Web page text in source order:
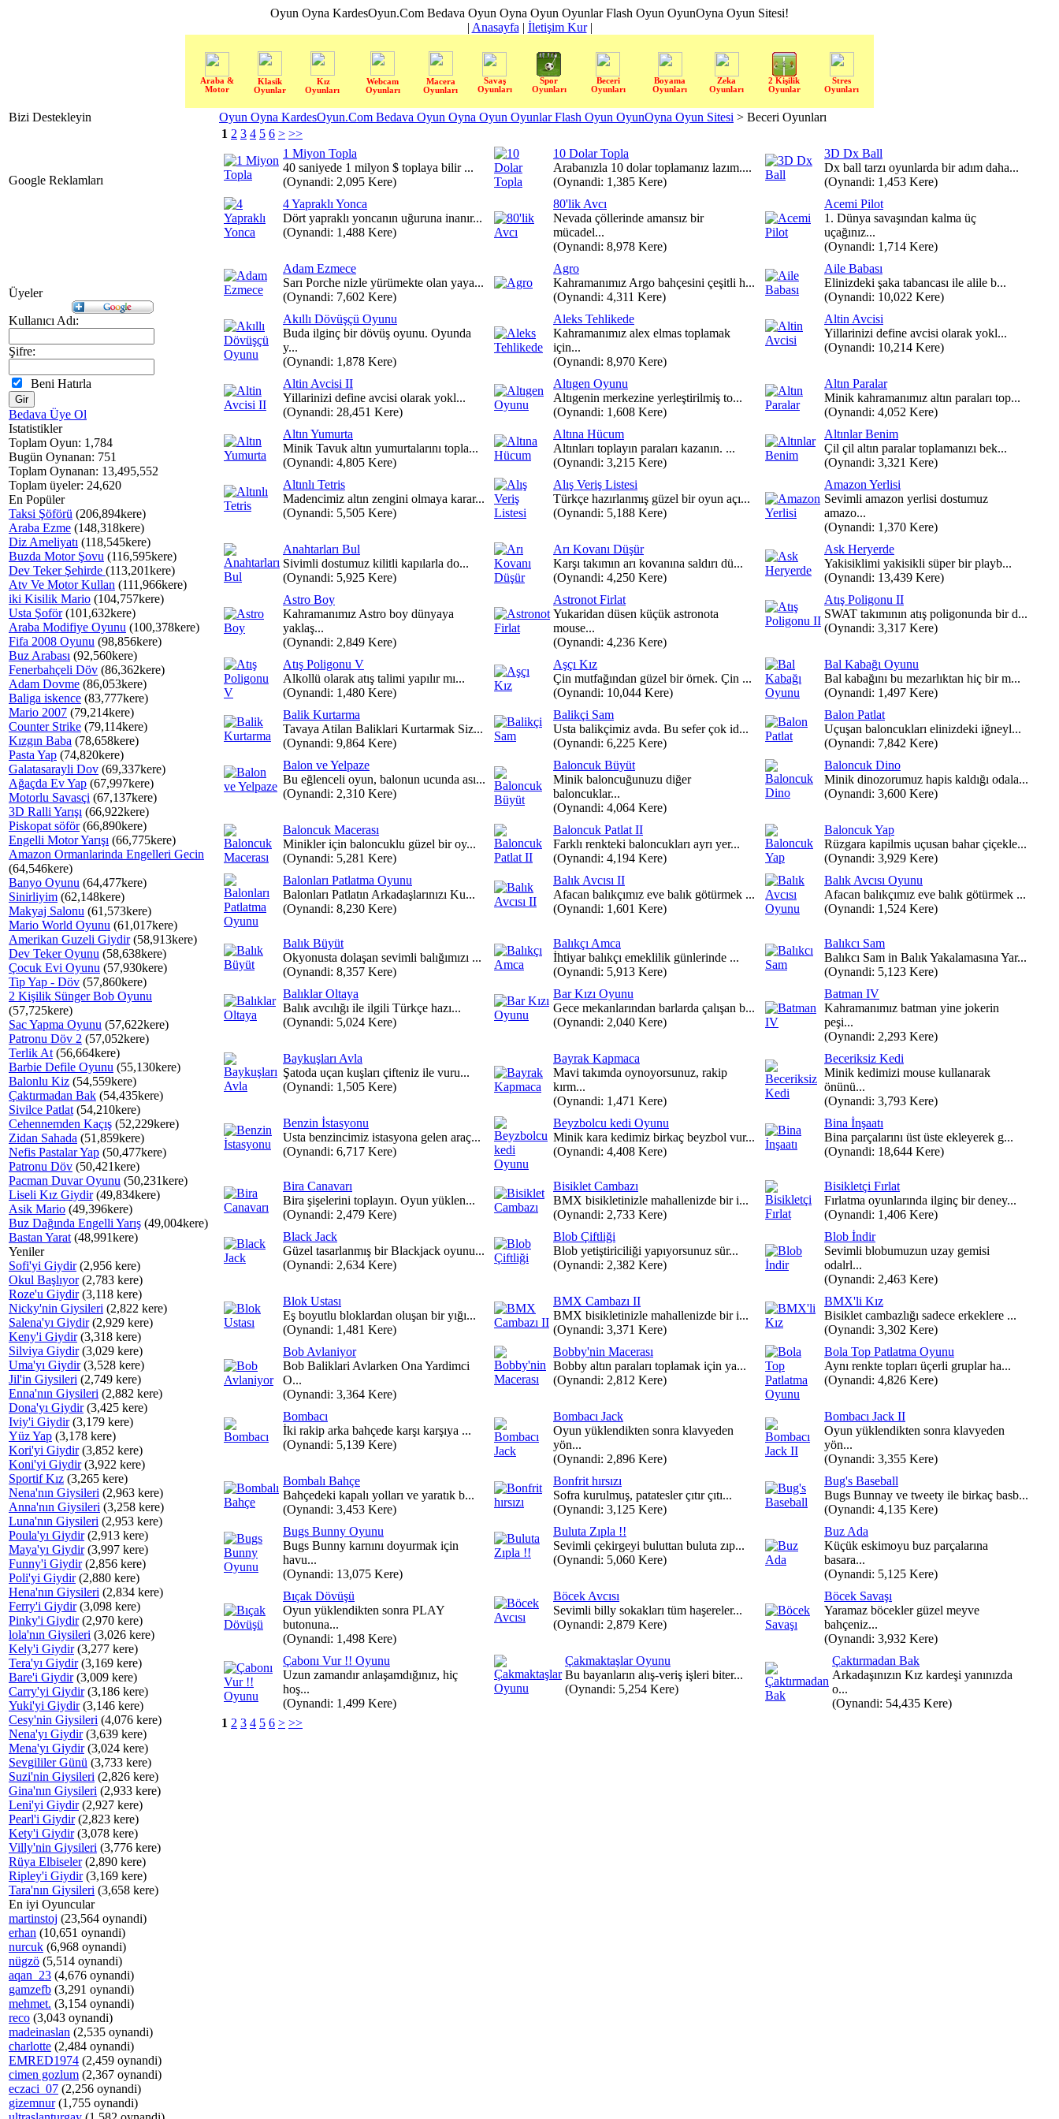
Oyun Oyna KardesOyun.Com Bedava Oyun Oyna Oyun Oyunlar Flash Oyun OyunOyna Oyun Sitesi!
| Anasayfa | İletişim Kur|
Araba &
Motor
Klasik
Oyunlar
Kız
Oyunları
Webcam
Oyunları
Macera
Oyunları
Savaş
Oyunları
Spor
Oyunları
Beceri
Oyunları
Boyama
Oyunları
Zeka
Oyunları
2 Kişilik
Oyunlar
Stres
Oyunları
Bizi Destekleyin
Google Reklamları
Üyeler
Kullanıcı Adı:
Şifre:
Beni Hatırla
Bedava Üye Ol
Istatistikler
Toplam Oyun: 1,784
Bugün Oynanan: 751
Toplam Oynanan: 13,495,552
Toplam üyeler: 24,620
En Popüler
Taksi Şöförü (206,894kere)
Araba Ezme (148,318kere)
Diz Ameliyatı (118,545kere)
Buzda Motor Şovu (116,595kere)
Dev Teker Şehirde (113,201kere)
Atv Ve Motor Kullan (111,966kere)
iki Kisilik Mario (104,757kere)
Usta Şoför(101,632kere)
Araba Modifiye Oyunu (100,378kere)
Fifa 2008 Oyunu (98,856kere)
Buz Arabası (92,560kere)
Fenerbahçeli Döv (86,362kere)
Adam Dovme (86,053kere)
Baliga iskence (83,777kere)
Mario 2007 (79,214kere)
Counter Strike (79,114kere)
Kızgın Baba (78,658kere)
Pasta Yap (74,820kere)
Galatasarayli Dov (69,337kere)
Ağaçda Ev Yap (67,997kere)
Motorlu Savasçi (67,137kere)
3D Ralli Yarışı (66,922kere)
Piskopat söför(66,890kere)
Engelli Motor Yarışı (66,775kere)
Amazon Ormanlarinda Engelleri Gecin
(64,546kere)
Banyo Oyunu (64,477kere)
Sinirliyim (62,148kere)
Makyaj Salonu (61,573kere)
Mario World Oyunu (61,017kere)
Amerikan Guzeli Giydir(58,913kere)
Dev Teker Oyunu (58,638kere)
Çocuk Evi Oyunu (57,930kere)
Tip Yap - Döv (57,860kere)
2 Kişilik Sünger Bob Oyunu
(57,725kere)
Sac Yapma Oyunu (57,622kere)
Patronu Döv 2 (57,052kere)
Terlik At (56,664kere)
Barbie Defile Oyunu (55,130kere)
Balonlu Kiz (54,559kere)
Çaktırmadan Bak (54,435kere)
Sivilce Patlat (54,210kere)
Cehennemden Kaçış (52,229kere)
Zidan Sahada (51,859kere)
Nefis Pastalar Yap (50,477kere)
Patronu Döv (50,421kere)
Pacman Duvar Oyunu (50,231kere)
Liseli Kız Giydir(49,834kere)
Asik Mario (49,396kere)
Buz Dağında Engelli Yarış (49,004kere)
Bastan Yarat (48,991kere)
Yeniler
Sofi'yi Giydir(2,956 kere)
Okul Başlıyor(2,783 kere)
Roze'u Giydir(3,118 kere)
Nicky'nin Giysileri (2,822 kere)
Salena'yı Giydir(2,929 kere)
Keny'i Giydir(3,318 kere)
Silviya Giydir(3,029 kere)
Uma'yı Giydir(3,528 kere)
Jil'in Giysileri (2,749 kere)
Enna'nın Giysileri (2,882 kere)
Dona'yı Giydir(3,425 kere)
Iviy'i Giydir(3,179 kere)
Yüz Yap (3,178 kere)
Kori'yi Giydir(3,852 kere)
Koni'yi Giydir(3,922 kere)
Sportif Kız (3,265 kere)
Nena'nın Giysileri (2,963 kere)
Anna'nın Giysileri (3,258 kere)
Luna'nın Giysileri (2,953 kere)
Poula'yı Giydir(2,913 kere)
Maya'yı Giydir(3,997 kere)
Funny'i Giydir(2,856 kere)
Poli'yi Giydir(2,880 kere)
Hena'nın Giysileri (2,834 kere)
Ferry'i Giydir(3,098 kere)
Pinky'i Giydir(2,970 kere)
lola'nın Giysileri (3,026 kere)
Kely'i Giydir(3,277 kere)
Tera'yı Giydir(3,169 kere)
Bare'i Giydir(3,009 kere)
Carry'yi Giydir(3,186 kere)
Yuki'yi Giydir(3,146 kere)
Cesy'nin Giysileri (4,076 kere)
Nena'yı Giydir(3,639 kere)
Mena'yı Giydir(3,024 kere)
Sevgililer Günü (3,733 kere)
Suzi'nin Giysileri (2,826 kere)
Gina'nın Giysileri (2,933 kere)
Leni'yi Giydir(2,927 kere)
Pearl'i Giydir(2,823 kere)
Kety'i Giydir(3,078 kere)
Villy'nin Giysileri (3,776 kere)
Rüya Elbiseler(2,890 kere)
Ripley'i Giydir(3,169 kere)
Tara'nın Giysileri (3,658 kere)
En iyi Oyuncular
martinstoj (23,564 oynandi)
erhan (10,651 oynandi)
nurcuk (6,968 oynandi)
nügzö (5,514 oynandi)
aqan_23 (4,676 oynandi)
gamzefb (3,291 oynandi)
mehmet. (3,154 oynandi)
reco (3,043 oynandi)
madeinaslan (2,535 oynandi)
charlotte (2,484 oynandi)
EMRED1974 (2,459 oynandi)
cimen gozlum (2,367 oynandi)
eczaci_07 (2,256 oynandi)
gizemnur(1,755 oynandi)
Oyun Oyna KardesOyun.Com Bedava Oyun Oyna Oyun Oyunlar Flash Oyun OyunOyna Oyun Sitesi > Beceri Oyunları
1 2 3 4 5 6 > >>
1 Miyon Topla
40 saniyede 1 milyon $ toplaya bilir ...
(Oynandi: 2,095 Kere)
10 Dolar Topla
Arabanızla 10 dolar toplamanız lazım....
(Oynandi: 1,385 Kere)
3D Dx Ball
Dx ball tarzı oyunlarda bir adım daha...
(Oynandi: 1,453 Kere)
4 Yapraklı Yonca
Dört yapraklı yoncanın uğuruna inanır...
(Oynandi: 1,488 Kere)
80'lik Avcı
Nevada çöllerinde amansız bir
mücadel...
(Oynandi: 8,978 Kere)
Acemi Pilot
1. Dünya savaşından kalma üç
uçağınız...
(Oynandi: 1,714 Kere)
Adam Ezmece
Sarı Porche nizle yürümekte olan yaya...
(Oynandi: 7,602 Kere)
Agro
Kahramanımız Argo bahçesini çeşitli h...
(Oynandi: 4,311 Kere)
Aile Babası
Elinizdeki şaka tabancası ile alile b...
(Oynandi: 10,022 Kere)
Akıllı Dövüşçü Oyunu
Buda ilginç bir dövüş oyunu. Oyunda
y...
(Oynandi: 1,878 Kere)
Aleks Tehlikede
Kahramanımız alex elmas toplamak
için...
(Oynandi: 8,970 Kere)
Altin Avcisi
Yillarinizi define avcisi olarak yokl...
(Oynandi: 10,214 Kere)
Altin Avcisi II
Yillarinizi define avcisi olarak yokl...
(Oynandi: 28,451 Kere)
Altıgen Oyunu
Altıgenin merkezine yerleştirilmiş to...
(Oynandi: 1,608 Kere)
Altın Paralar
Minik kahramanımız altın paraları top...
(Oynandi: 4,052 Kere)
Altın Yumurta
Minik Tavuk altın yumurtalarını topla...
(Oynandi: 4,805 Kere)
Altına Hücum
Altınları toplayın paraları kazanın. ...
(Oynandi: 3,215 Kere)
Altınlar Benim
Çil çil altın paralar toplamanızı bek...
(Oynandi: 3,321 Kere)
Altınlı Tetris
Madencimiz altın zengini olmaya karar...
(Oynandi: 5,505 Kere)
Alış Veriş Listesi
Türkçe hazırlanmış güzel bir oyun açı...
(Oynandi: 5,188 Kere)
Amazon Yerlisi
Sevimli amazon yerlisi dostumuz
amazo...
(Oynandi: 1,370 Kere)
Anahtarları Bul
Sivimli dostumuz kilitli kapılarla do...
(Oynandi: 5,925 Kere)
Arı Kovanı Düşür
Karşı takımın arı kovanına saldırı dü...
(Oynandi: 4,250 Kere)
Ask Heryerde
Yakisiklimi yakisikli süper bir playb...
(Oynandi: 13,439 Kere)
Astro Boy
Kahramanımız Astro boy dünyaya
yaklaş...
(Oynandi: 2,849 Kere)
Astronot Firlat
Yukaridan düsen küçük astronota
mouse...
(Oynandi: 4,236 Kere)
Atış Poligonu II
SWAT takımının atış poligonunda bir d...
(Oynandi: 3,317 Kere)
Atış Poligonu V
Alkollü olarak atış talimi yapılır mı...
(Oynandi: 1,480 Kere)
Aşçı Kız
Çin mutfağından güzel bir örnek. Çin ...
(Oynandi: 10,044 Kere)
Bal Kabağı Oyunu
Bal kabağını bu mezarlıktan hiç bir m...
(Oynandi: 1,497 Kere)
Balik Kurtarma
Tavaya Atilan Baliklari Kurtarmak Siz...
(Oynandi: 9,864 Kere)
Balikçi Sam
Usta balikçimiz avda. Bu sefer çok id...
(Oynandi: 6,225 Kere)
Balon Patlat
Uçuşan baloncukları elinizdeki iğneyl...
(Oynandi: 7,842 Kere)
Balon ve Yelpaze
Bu eğlenceli oyun, balonun ucunda ası...
(Oynandi: 2,310 Kere)
Baloncuk Büyüt
Minik baloncuğunuzu diğer
baloncuklar...
(Oynandi: 4,064 Kere)
Baloncuk Dino
Minik dinozorumuz hapis kaldığı odala...
(Oynandi: 3,600 Kere)
Baloncuk Macerası
Minikler için baloncuklu güzel bir oy...
(Oynandi: 5,281 Kere)
Baloncuk Patlat II
Farklı renkteki baloncukları ayrı yer...
(Oynandi: 4,194 Kere)
Baloncuk Yap
Rüzgara kapilmis uçusan bahar çiçekle...
(Oynandi: 3,929 Kere)
Balonları Patlatma Oyunu
Balonları Patlatın Arkadaşlarınızı Ku...
(Oynandi: 8,230 Kere)
Balık Avcısı II
Afacan balıkçımız eve balık götürmek ...
(Oynandi: 1,601 Kere)
Balık Avcısı Oyunu
Afacan balıkçımız eve balık götürmek ...
(Oynandi: 1,524 Kere)
Balık Büyüt
Okyonusta dolaşan sevimli balığımızı ...
(Oynandi: 8,357 Kere)
Balıkçı Amca
İhtiyar balıkçı emeklilik günlerinde ...
(Oynandi: 5,913 Kere)
Balıkcı Sam
Balıkcı Sam in Balık Yakalamasına Yar...
(Oynandi: 5,123 Kere)
Balıklar Oltaya
Balık avcılığı ile ilgili Türkçe hazı...
(Oynandi: 5,024 Kere)
Bar Kızı Oyunu
Gece mekanlarından barlarda çalışan b...
(Oynandi: 2,040 Kere)
Batman IV
Kahramanımız batman yine jokerin
peşi...
(Oynandi: 2,293 Kere)
Baykuşları Avla
Şatoda uçan kuşları çifteniz ile vuru...
(Oynandi: 1,505 Kere)
Bayrak Kapmaca
Mavi takımda oynoyorsunuz, rakip
kırm...
(Oynandi: 1,471 Kere)
Beceriksiz Kedi
Minik kedimizi mouse kullanarak
önünü...
(Oynandi: 3,793 Kere)
Benzin İstasyonu
Usta benzincimiz istasyona gelen araç...
(Oynandi: 6,717 Kere)
Beyzbolcu kedi Oyunu
Minik kara kedimiz birkaç beyzbol vur...
(Oynandi: 4,408 Kere)
Bina İnşaatı
Bina parçalarını üst üste ekleyerek g...
(Oynandi: 18,644 Kere)
Bira Canavarı
Bira şişelerini toplayın. Oyun yüklen...
(Oynandi: 2,479 Kere)
Bisiklet Cambazı
BMX bisikletinizle mahallenizde bir i...
(Oynandi: 2,733 Kere)
Bisikletçi Fırlat
Fırlatma oyunlarında ilginç bir deney...
(Oynandi: 1,406 Kere)
Black Jack
Güzel tasarlanmış bir Blackjack oyunu...
(Oynandi: 2,634 Kere)
Blob Çiftliği
Blob yetiştiriciliği yapıyorsunuz sür...
(Oynandi: 2,382 Kere)
Blob İndir
Sevimli blobumuzun uzay gemisi
odalrl...
(Oynandi: 2,463 Kere)
Blok Ustası
Eş boyutlu bloklardan oluşan bir yığı...
(Oynandi: 1,481 Kere)
BMX Cambazı II
BMX bisikletinizle mahallenizde bir i...
(Oynandi: 3,371 Kere)
BMX'li Kız
Bisiklet cambazlığı sadece erkeklere ...
(Oynandi: 3,302 Kere)
Bob Avlaniyor
Bob Baliklari Avlarken Ona Yardimci
O...
(Oynandi: 3,364 Kere)
Bobby'nin Macerası
Bobby altın paraları toplamak için ya...
(Oynandi: 2,812 Kere)
Bola Top Patlatma Oyunu
Aynı renkte topları üçerli gruplar ha...
(Oynandi: 4,826 Kere)
Bombacı
İki rakip arka bahçede karşı karşıya ...
(Oynandi: 5,139 Kere)
Bombacı Jack
Oyun yüklendikten sonra klavyeden
yön...
(Oynandi: 2,896 Kere)
Bombacı Jack II
Oyun yüklendikten sonra klavyeden
yön...
(Oynandi: 3,355 Kere)
Bombalı Bahçe
Bahçedeki kapalı yolları ve yaratık b...
(Oynandi: 3,453 Kere)
Bonfrit hırsızı
Sofra kurulmuş, patatesler çıtır çıtı...
(Oynandi: 3,125 Kere)
Bug's Baseball
Bugs Bunnay ve tweety ile birkaç basb...
(Oynandi: 4,135 Kere)
Bugs Bunny Oyunu
Bugs Bunny karnını doyurmak için
havu...
(Oynandi: 13,075 Kere)
Buluta Zıpla !!
Sevimli çekirgeyi buluttan buluta zıp...
(Oynandi: 5,060 Kere)
Buz Ada
Küçük eskimoyu buz parçalarına
basara...
(Oynandi: 5,125 Kere)
Bıçak Dövüşü
Oyun yüklendikten sonra PLAY
butonuna...
(Oynandi: 1,498 Kere)
Böcek Avcısı
Sevimli billy sokakları tüm haşereler...
(Oynandi: 2,879 Kere)
Böcek Savaşı
Yaramaz böcekler güzel meyve
bahçeniz...
(Oynandi: 3,932 Kere)
Çabonı Vur !! Oyunu
Uzun zamandır anlaşamdığınız, hiç
hoş...
(Oynandi: 1,499 Kere)
Çakmaktaşlar Oyunu
Bu bayanların alış-veriş işleri biter...
(Oynandi: 5,254 Kere)
Çaktırmadan Bak
Arkadaşınızın Kız kardeşi yanınızda
o...
(Oynandi: 54,435 Kere)
1 2 3 4 5 6 > >>